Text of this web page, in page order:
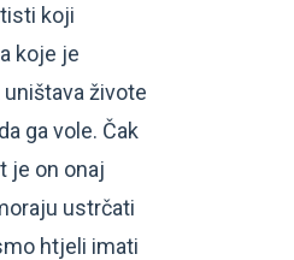
koji
koje je
živote
ga vole. Čak
je on onaj
ustrčati
htjeli imati